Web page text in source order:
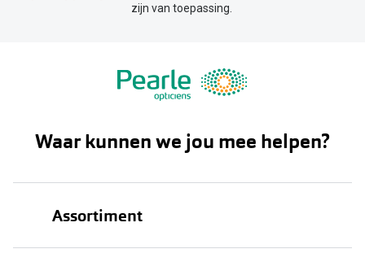
zijn van toepassing.
Waar kunnen we jou mee helpen?
Assortiment